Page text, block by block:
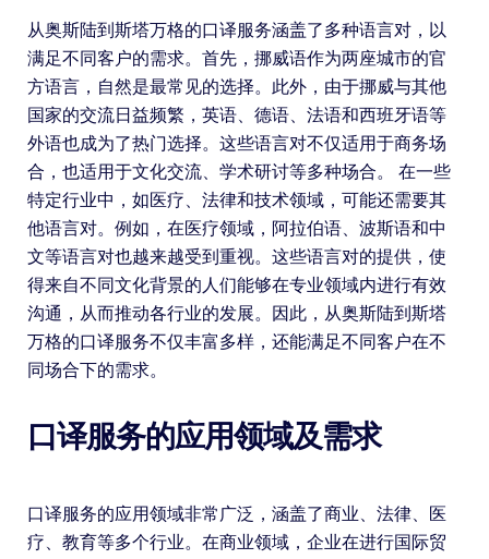
从奥斯陆到斯塔万格的口译服务涵盖了多种语言对，以
满足不同客户的需求。首先，挪威语作为两座城市的官
方语言，自然是最常见的选择。此外，由于挪威与其他
国家的交流日益频繁，英语、德语、法语和西班牙语等
外语也成为了热门选择。这些语言对不仅适用于商务场
合，也适用于文化交流、学术研讨等多种场合。 在一些
特定行业中，如医疗、法律和技术领域，可能还需要其
他语言对。例如，在医疗领域，阿拉伯语、波斯语和中
文等语言对也越来越受到重视。这些语言对的提供，使
得来自不同文化背景的人们能够在专业领域内进行有效
沟通，从而推动各行业的发展。因此，从奥斯陆到斯塔
万格的口译服务不仅丰富多样，还能满足不同客户在不
同场合下的需求。
口译服务的应用领域及需求
口译服务的应用领域非常广泛，涵盖了商业、法律、医
疗、教育等多个行业。在商业领域，企业在进行国际贸